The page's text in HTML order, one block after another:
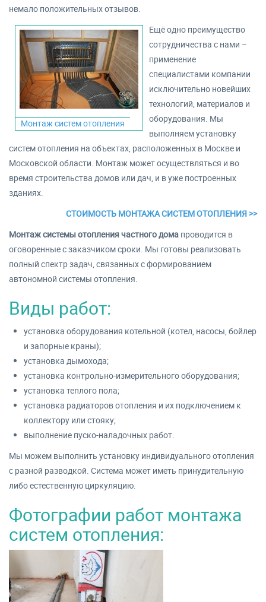
немало положительных отзывов.
Монтаж систем отопления
Ещё одно преимущество
сотрудничества с нами –
применение
специалистами компании
исключительно новейших
технологий, материалов и
оборудования. Мы
выполняем установку
систем отопления на объектах, расположенных в Москве и
Московской области. Монтаж может осуществляться и во
время строительства домов или дач, и в уже построенных
зданиях.
СТОИМОСТЬ МОНТАЖА СИСТЕМ ОТОПЛЕНИЯ >>
Монтаж системы отопления частного дома проводится в
оговоренные с заказчиком сроки. Мы готовы реализовать
полный спектр задач, связанных с формированием
автономной системы отопления.
Виды работ:
установка оборудования котельной (котел, насосы, бойлер
и запорные краны);
установка дымохода;
установка контрольно-измерительного оборудования;
установка теплого пола;
установка радиаторов отопления и их подключением к
коллектору или стояку;
выполнение пуско-наладочных работ.
Мы можем выполнить установку индивидуального отопления
с разной разводкой. Система может иметь принудительную
либо естественную циркуляцию.
Фотографии работ монтажа
систем отопления: